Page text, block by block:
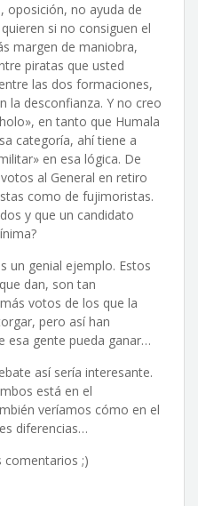
oposición, no ayuda de
si no consiguen el
margen de maniobra,
piratas que usted
las dos formaciones,
la desconfianza. Y no creo
en tanto que Humala
categoría, ahí tiene a
en esa lógica. De
al General en retiro
como de fujimoristas.
y que un candidato
un genial ejemplo. Estos
dan, son tan
votos de los que la
pero así han
esa gente pueda ganar…
así sería interesante.
está en el
veríamos cómo en el
diferencias…
comentarios ;)